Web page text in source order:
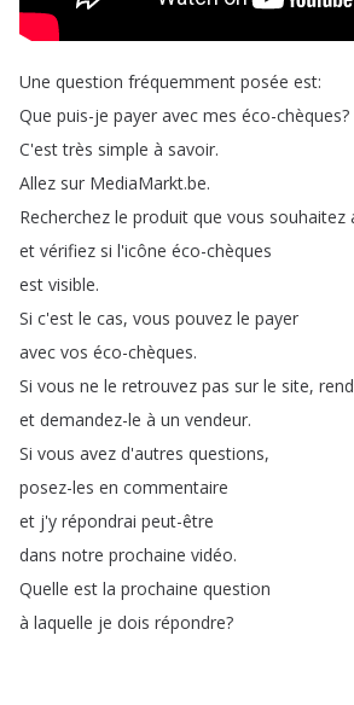
Une question fréquemment posée est:
Que puis-je payer avec mes éco-chèques?
C'est très simple à savoir.
Allez sur MediaMarkt.be.
Recherchez le produit que vous souhaitez
et vérifiez si l'icône éco-chèques
est visible.
Si c'est le cas, vous pouvez le payer
avec vos éco-chèques.
Si vous ne le retrouvez pas sur le site,
et demandez-le à un vendeur.
Si vous avez d'autres questions,
posez-les en commentaire
et j'y répondrai peut-être
dans notre prochaine vidéo.
Quelle est la prochaine question
à laquelle je dois répondre?